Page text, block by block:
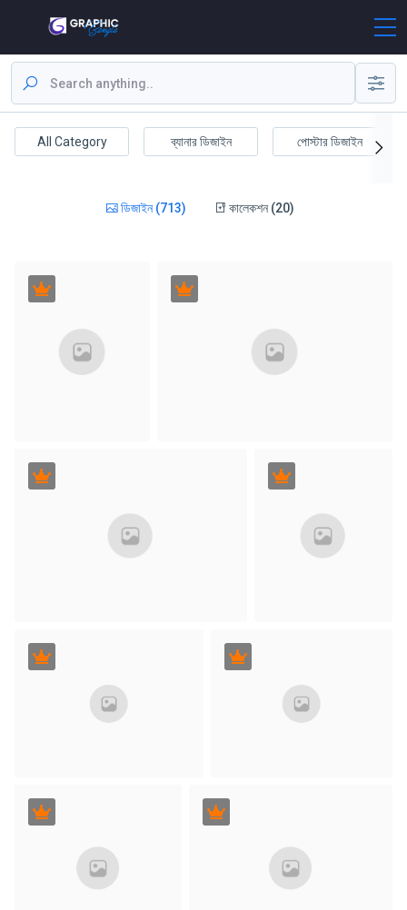
All Category ব্যানার ডিজাইন পোস্টার ডিজাইন
ডিজাইন (713) কালেকশন (20)